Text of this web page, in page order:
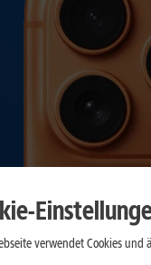
verwendet Cookies